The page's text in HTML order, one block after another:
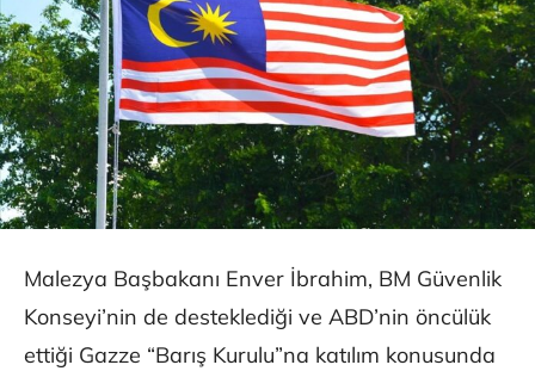
Malezya Başbakanı Enver İbrahim, BM Güvenlik
Konseyi’nin de desteklediği ve ABD’nin öncülük
ettiği Gazze “Barış Kurulu”na katılım konusunda